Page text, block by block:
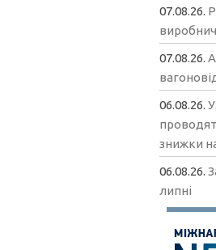
07.08.26.
07.08.26.
06.08.26.
знижки
06.08.26.
липні